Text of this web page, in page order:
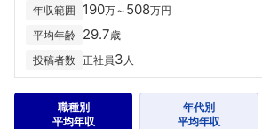
年収範囲 190万～ 508万円
平均年齢 29.7歳
投稿者数 正社員3 人
職種別
平均年収
年代別
平均年収